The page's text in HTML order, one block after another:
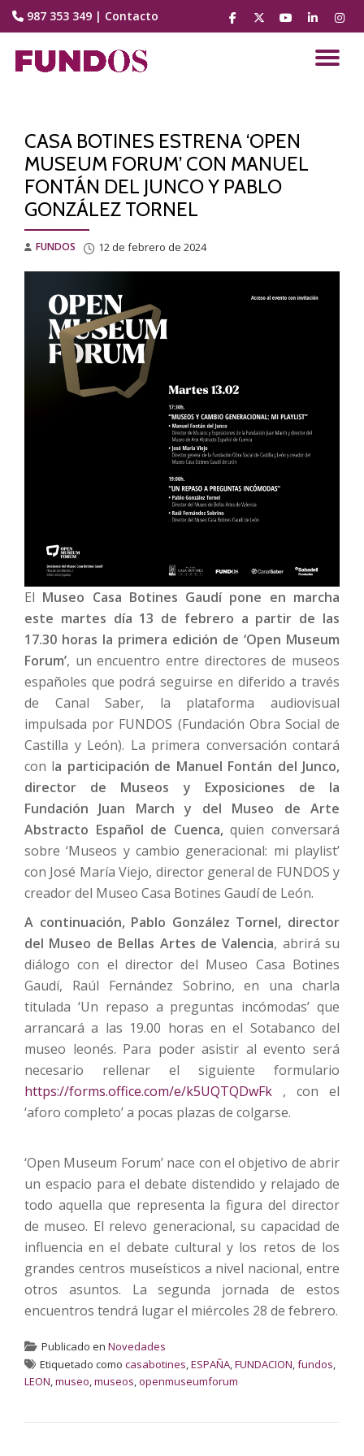
contenido
987 353 349 | Contacto
fa-
facebook
fa-
brands
fa-
youtube-
fa-
linkedin
fa-
CASA BOTINES ESTRENA ‘OPEN
MUSEUM FORUM’ CON MANUEL
FONTÁN DEL JUNCO Y PABLO
GONZÁLEZ TORNEL
FUNDOS 12 de febrero de 2024
El Museo Casa Botines Gaudí pone en marcha
este martes día 13 de febrero a partir de las
17.30 horas la primera edición de ‘Open Museum
Forum’, un encuentro entre directores de museos
españoles que podrá seguirse en diferido a través
de Canal Saber, la plataforma audiovisual
impulsada por FUNDOS (Fundación Obra Social de
Castilla y León). La primera conversación contará
con la participación de Manuel Fontán del Junco,
director de Museos y Exposiciones de la
Fundación Juan March y del Museo de Arte
Abstracto Español de Cuenca,quien conversará
sobre ‘Museos y cambio generacional: mi playlist’
con José María Viejo, director general de FUNDOS y
creador del Museo Casa Botines Gaudí de León.
A continuación, Pablo González Tornel, director
del Museo de Bellas Artes de Valencia, abrirá su
diálogo con el director del Museo Casa Botines
Gaudí, Raúl Fernández Sobrino, en una charla
titulada ‘Un repaso a preguntas incómodas’ que
arrancará a las 19.00 horas en el Sotabanco del
museo leonés. Para poder asistir al evento será
necesario rellenar el siguiente formulario
https://forms.office.com/e/k5UQTQDwFk , con el
‘aforo completo’ a pocas plazas de colgarse.
‘Open Museum Forum’ nace con el objetivo de abrir
un espacio para el debate distendido y relajado de
todo aquella que representa la figura del director
de museo. El relevo generacional, su capacidad de
influencia en el debate cultural y los retos de los
grandes centros museísticos a nivel nacional, entre
otros asuntos. La segunda jornada de estos
encuentros tendrá lugar el miércoles 28 de febrero.
Publicado en Novedades
Etiquetado como casabotines,ESPAÑA,FUNDACION,fundos,
LEON,museo,museos,openmuseumforum